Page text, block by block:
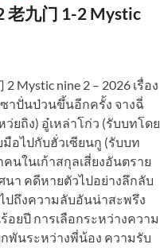
老九门 1-2 Mystic
Mystic nine 2 – 2026 เรื่อง
าปั่นป่วนขึ้นอีกครั้ง จางฉี่
ยถิง) อู๋เหล่าโก่ว (รับบทโดย
อไปกับฮั่วเซียนกู (รับบท
นในเก้าสกุลเสี่ยงอันตราย
นา คดีหายตัวไปอย่างลึกลับ
ปถึงความลับอันน่าสะพรึง
ยปี การเลือกระหว่างความ
พันระหว่างพี่น้อง ความรับ